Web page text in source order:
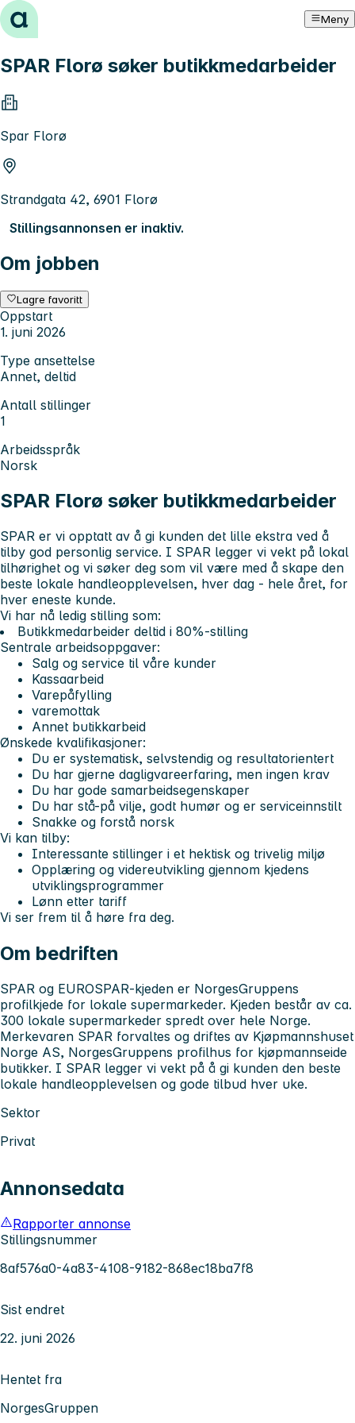
Hopp til innhold Meny
SPAR Florø søker butikkmedarbeider
Spar Florø
Strandgata 42, 6901 Florø
Stillingsannonsen er inaktiv.
Om jobben
Lagre favoritt
Oppstart
1. juni 2026
Type ansettelse
Annet, deltid
Antall stillinger
1
Arbeidsspråk
Norsk
SPAR Florø søker butikkmedarbeider
SPAR er vi opptatt av å gi kunden det lille ekstra ved å
tilby god personlig service. I SPAR legger vi vekt på lokal
tilhørighet og vi søker deg som vil være med å skape den
beste lokale handleopplevelsen, hver dag - hele året, for
hver eneste kunde.
Vi har nå ledig stilling som:
Butikkmedarbeider deltid i 80%-stilling
Sentrale arbeidsoppgaver:
Salg og service til våre kunder
Kassaarbeid
Varepåfylling
varemottak
Annet butikkarbeid
Ønskede kvalifikasjoner:
Du er systematisk, selvstendig og resultatorientert
Du har gjerne dagligvareerfaring, men ingen krav
Du har gode samarbeidsegenskaper
Du har stå-på vilje, godt humør og er serviceinnstilt
Snakke og forstå norsk
Vi kan tilby:
Interessante stillinger i et hektisk og trivelig miljø
Opplæring og videreutvikling gjennom kjedens
utviklingsprogrammer
Lønn etter tariff
Vi ser frem til å høre fra deg.
Om bedriften
SPAR og EUROSPAR-kjeden er NorgesGruppens
profilkjede for lokale supermarkeder. Kjeden består av ca.
300 lokale supermarkeder spredt over hele Norge.
Merkevaren SPAR forvaltes og driftes av Kjøpmannshuset
Norge AS, NorgesGruppens profilhus for kjøpmannseide
butikker. I SPAR legger vi vekt på å gi kunden den beste
lokale handleopplevelsen og gode tilbud hver uke.
Sektor
Privat
Annonsedata
Rapporter annonse
Stillingsnummer
8af576a0-4a83-4108-9182-868ec18ba7f8
Sist endret
22. juni 2026
Hentet fra
NorgesGruppen